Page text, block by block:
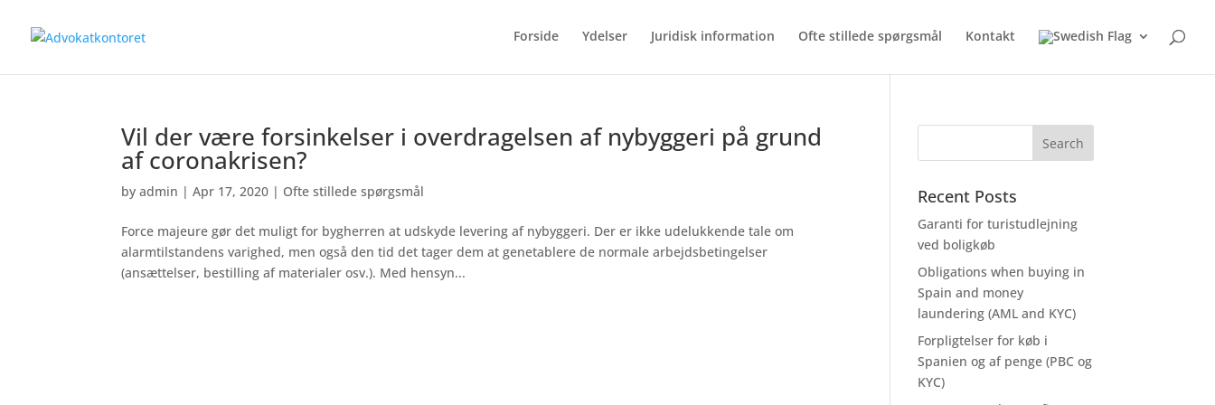
Forside Ydelser Juridisk information Ofte stillede spørgsmål Kontakt
Vil der være forsinkelser i overdragelsen af nybyggeri på grund
af coronakrisen?
byadmin |Apr 17, 2020 | Ofte stillede spørgsmål
Force majeure gør det muligt for bygherren at udskyde levering af nybyggeri. Der er ikke udelukkende tale om
alarmtilstandens varighed, men også den tid det tager dem at genetablere de normale arbejdsbetingelser
(ansættelser, bestilling af materialer osv.). Med hensyn...
Recent Posts
Garanti for turistudlejning
ved boligkøb
Obligations when buying in
Spain and money
laundering (AML and KYC)
Forpligtelser for køb i
Spanien og af penge (PBC og
KYC)